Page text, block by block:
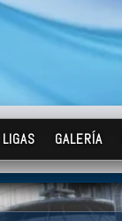
LIGAS GALERÍA